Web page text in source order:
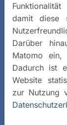
damit diese
Darüber
Matomo ein,
Dadurch ist
Website
zur Nutzung